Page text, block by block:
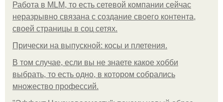
Работа в MLM, то есть сетевой компании сейчас
неразрывно связана с создание своего контента,
своей страницы в соц сетях.
Прически на выпускной: косы и плетения.
В том случае, если вы не знаете какое хобби
выбрать, то есть одно, в котором собрались
множество профессий.